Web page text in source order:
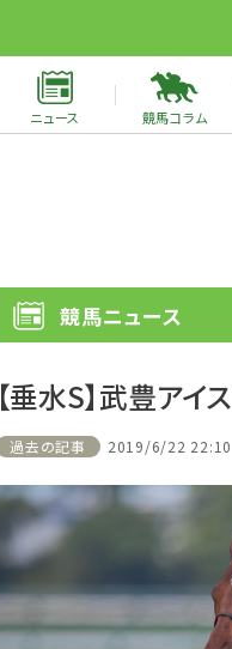
ニュース 競馬コラム
競馬ニュース
【垂水S】武豊アイ
過去の記事 2019/6/22 22:10